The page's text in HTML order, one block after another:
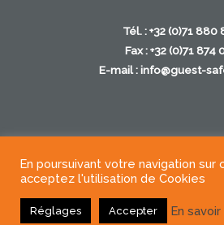
Tél. : +32 (0)71 880
Fax : +32 (0)71 874
E-mail :info@guest-
Copyright © 2026
En poursuivant votre navigation sur
acceptez l'utilisation de Cookies
Réglages Accepter En savoir